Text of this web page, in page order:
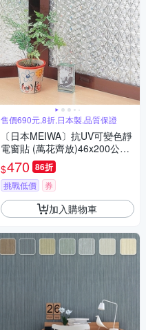
售價690元,8折,日本製,品質保證
〔日本MEIWA〕抗UV可變色靜
電窗貼 (萬花齊放)46x200公分
★促銷★
$470 86折
挑戰低價 券
加入購物車